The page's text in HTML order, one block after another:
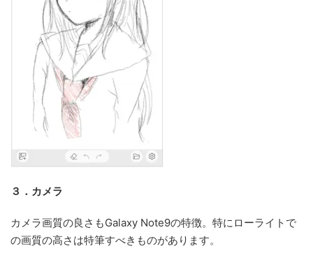
３．カメラ
カメラ画質の良さもGalaxy Note9の特徴。特にローライトで
の画質の高さは特筆すべきものがあります。